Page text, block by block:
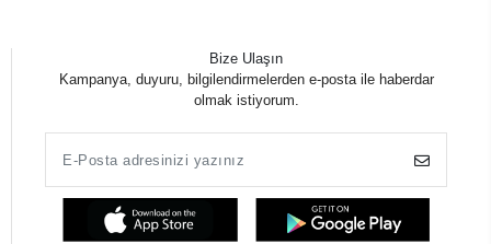
Bize Ulaşın
Kampanya, duyuru, bilgilendirmelerden e-posta ile haberdar
olmak istiyorum.